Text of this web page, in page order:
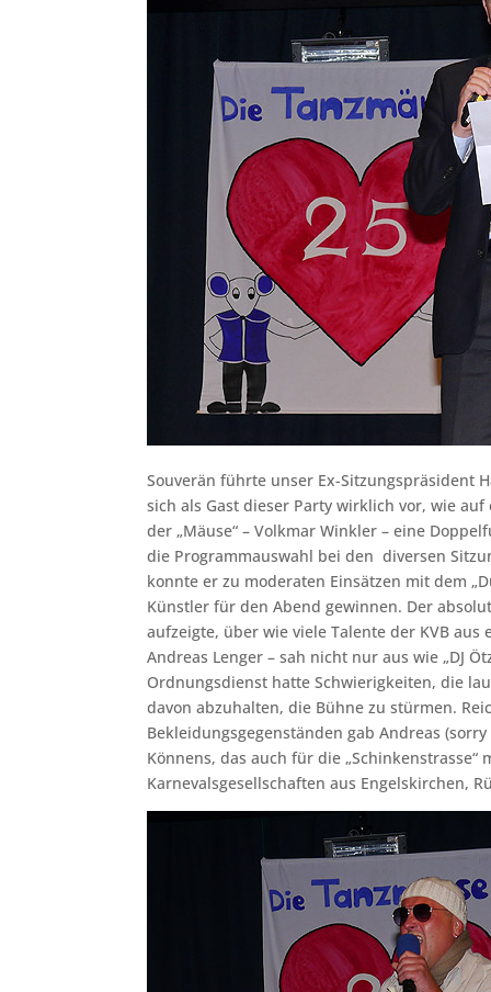
Souverän führte unser Ex-Sitzungspräsident
sich als Gast dieser Party wirklich vor, wie
der „Mäuse“ – Volkmar Winkler – eine
die Programmauswahl bei den diversen
konnte er zu moderaten Einsätzen mit dem
Künstler für den Abend gewinnen. Der
aufzeigte, über wie viele Talente der KVB
Andreas Lenger – sah nicht nur aus wie „DJ
Ordnungsdienst hatte Schwierigkeiten, die
davon abzuhalten, die Bühne zu stürmen.
Bekleidungsgegenständen gab Andreas
Könnens, das auch für die
Karnevalsgesellschaften aus Engelskirchen,